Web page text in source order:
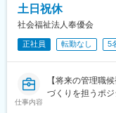
土日祝休
社会福祉法人奉優会
正社員 転勤なし 5
仕事内容
【将来の管理職
づくりを担うポジ